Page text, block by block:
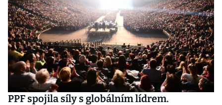
PPF spojila síly s globálním lídrem.